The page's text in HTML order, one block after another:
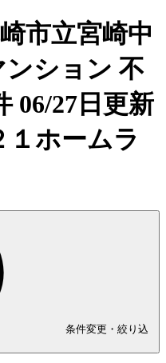
市立宮崎中
ンション 不
06/27日更新
１ホームラ
条件変更・絞り込